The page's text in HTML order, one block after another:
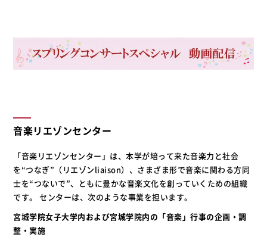
音楽リエゾンセンター
「音楽リエゾンセンター」は、本学が培って来た音楽力と社会
を“つなぎ”（リエゾンliaison）、さまざま形で音楽に関わる方同
士を“つないで”、ともに豊かな音楽文化を創っていくための組織
です。 センターは、次のような事業を担います。
宮城学院女子大学内および宮城学院内の「音楽」行事の企画・調
整・実施